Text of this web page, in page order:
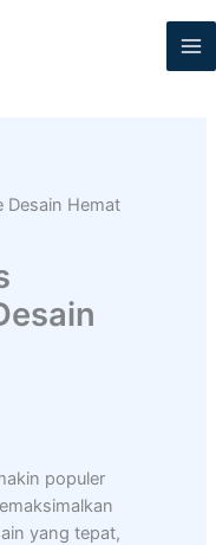
Desain Hemat
populer
yang tepat,